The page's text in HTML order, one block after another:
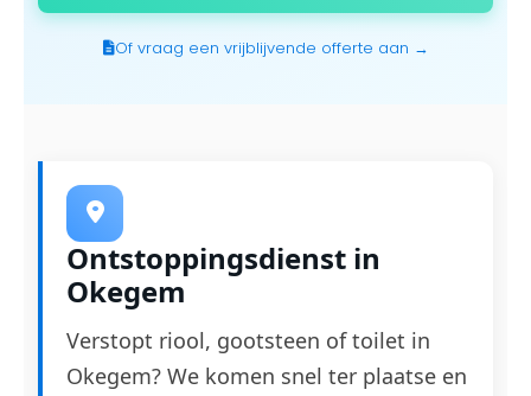
Of vraag een vrijblijvende offerte aan →
Ontstoppingsdienst in
Okegem
Verstopt riool, gootsteen of toilet in
Okegem? We komen snel ter plaatse en